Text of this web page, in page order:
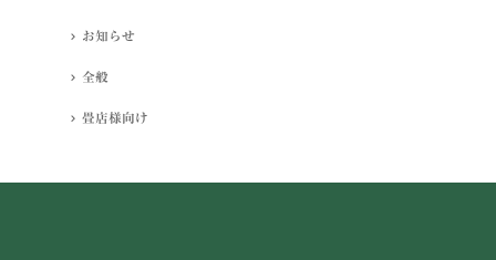
お知らせ
全般
畳店様向け